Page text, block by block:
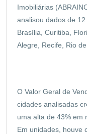
Imobiliárias
analisou dados de 12
Brasília, Curitiba,
Alegre, Recife, Rio
O Valor Geral de
cidades analisadas
uma alta de 43% em
Em unidades, houve